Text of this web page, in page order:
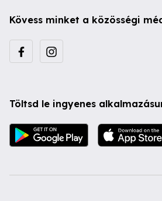
Kövess minket a közösségi
Töltsd le ingyenes